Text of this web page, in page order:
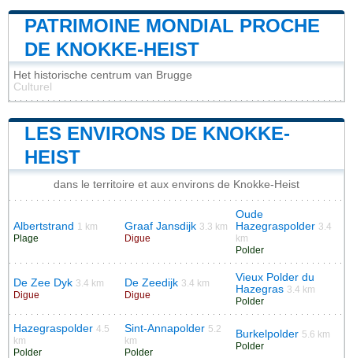
PATRIMOINE MONDIAL PROCHE
DE KNOKKE-HEIST
Het historische centrum van Brugge
Culturel
LES ENVIRONS DE KNOKKE-
HEIST
dans le territoire et aux environs de Knokke-Heist
Albertstrand 1 km
Plage
Graaf Jansdijk 3.3 km
Digue
Oude
Hazegraspolder 3.4
km
Polder
De Zee Dyk 3.4 km
Digue
De Zeedijk 3.4 km
Digue
Vieux Polder du
Hazegras 3.4 km
Polder
Hazegraspolder 4.5
km
Polder
Sint-Annapolder 5.2
km
Polder
Burkelpolder 5.6 km
Polder